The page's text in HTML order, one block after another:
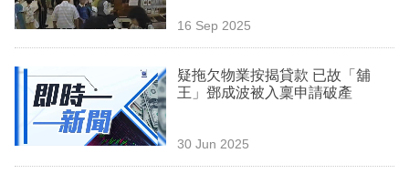
16 Sep 2025
疑拖欠物業按揭貸款 已故「舖
王」鄧成波被入稟申請破產
30 Jun 2025